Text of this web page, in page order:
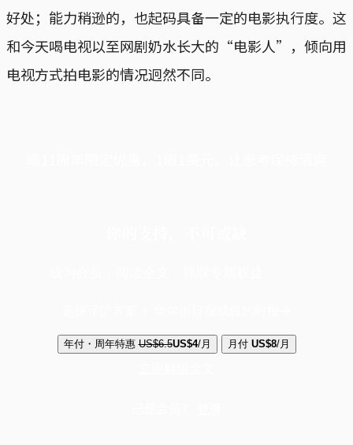
好处；能力稍逊的，也起码具备一定的电影执行度。这
和今天喝电视以至网剧奶水长大的“电影人”，倾向用
电视方式拍电影的情况迥然不同。
年付・周年特惠 US$6.5US$4/月 月付 US$8/月